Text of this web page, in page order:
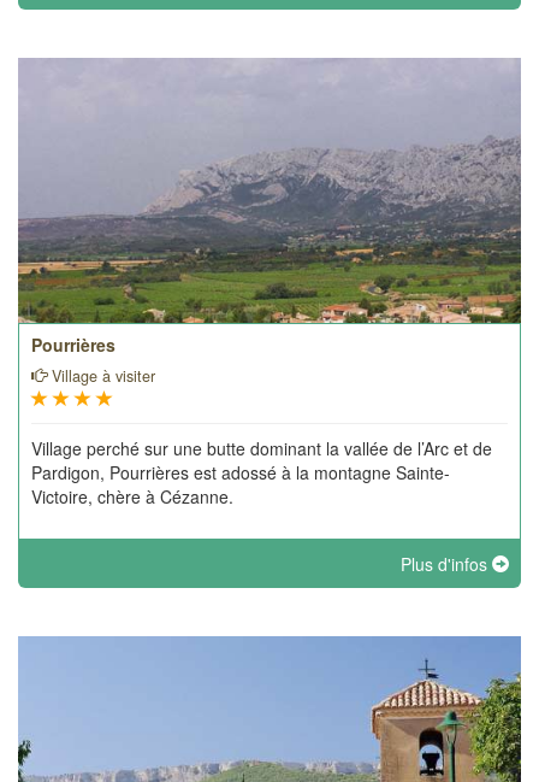
Pourrières
Village à visiter
Village perché sur une butte dominant la vallée de l’Arc et de
Pardigon, Pourrières est adossé à la montagne Sainte-
Victoire, chère à Cézanne.
Plus d'infos